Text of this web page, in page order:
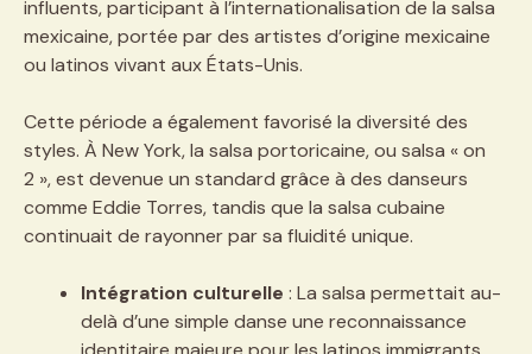
influents, participant à l’internationalisation de la salsa
mexicaine, portée par des artistes d’origine mexicaine
ou latinos vivant aux États-Unis.
Cette période a également favorisé la diversité des
styles. À New York, la salsa portoricaine, ou salsa « on
2 », est devenue un standard grâce à des danseurs
comme Eddie Torres, tandis que la salsa cubaine
continuait de rayonner par sa fluidité unique.
Intégration culturelle : La salsa permettait au-
delà d’une simple danse une reconnaissance